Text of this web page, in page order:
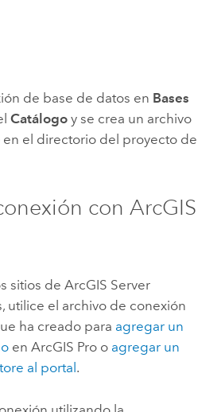
de base de datos en Bases
Catálogoy se crea un archivo
en el directorio del proyecto de
con ArcGIS
sitios de ArcGIS Server
utilice el archivo de conexión
ha creado para agregar un
en ArcGIS Proo agregar un
al portal .